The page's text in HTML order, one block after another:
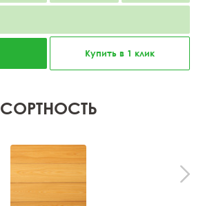
Купить в 1 клик
СОРТНОСТЬ